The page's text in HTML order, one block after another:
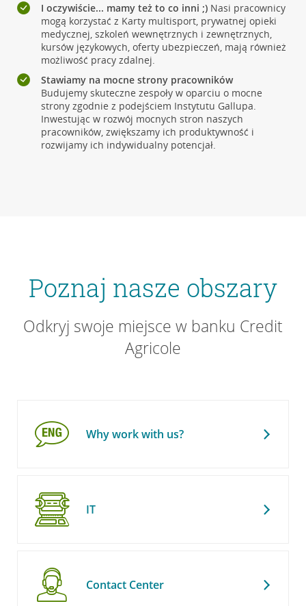
I oczywiście... mamy też to co inni ;)Nasi pracownicy
mogą korzystać z Karty multisport, prywatnej opieki
medycznej, szkoleń wewnętrznych i zewnętrznych,
kursów językowych, oferty ubezpieczeń, mają również
możliwość pracy zdalnej.
Stawiamy na mocne strony pracowników
Budujemy skuteczne zespoły w oparciu o mocne
strony zgodnie z podejściem Instytutu Gallupa.
Inwestując w rozwój mocnych stron naszych
pracowników, zwiększamy ich produktywność i
rozwijamy ich indywidualny potencjał.
Poznaj nasze obszary
Odkryj swoje miejsce w banku Credit
Agricole
Why work with us?
IT
Contact Center